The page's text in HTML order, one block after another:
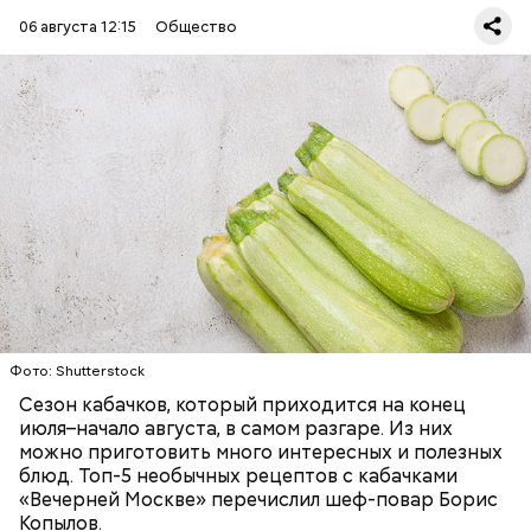
06 августа 12:15 Общество
Фото: Shutterstock
Сезон кабачков, который приходится на конец
июля–начало августа, в самом разгаре. Из них
можно приготовить много интересных и полезных
блюд. Топ-5 необычных рецептов с кабачками
«Вечерней Москве» перечислил шеф-повар Борис
Копылов.
Ингредиенты:
ЕДА ОВОЩИ РЕЦЕПТЫ
Вред дыни
Фото: Shutterstock